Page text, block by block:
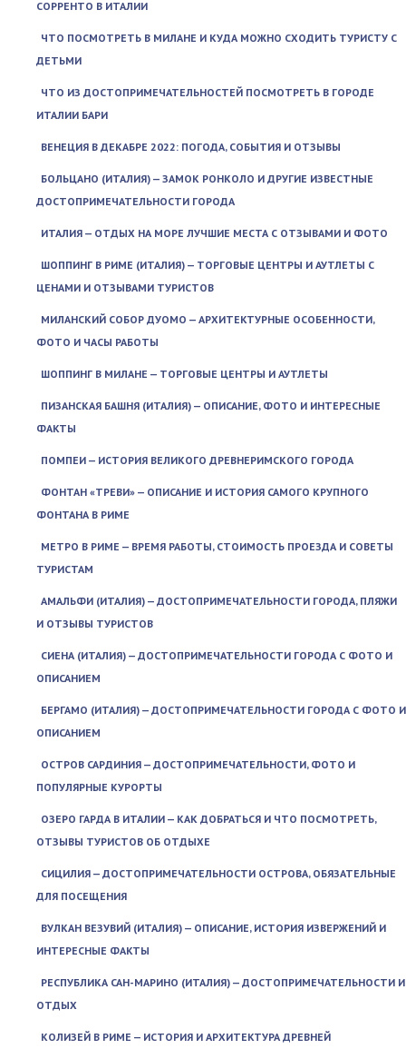
СОРРЕНТО В ИТАЛИИ
ЧТО ПОСМОТРЕТЬ В МИЛАНЕ И КУДА МОЖНО СХОДИТЬ ТУРИСТУ С
ДЕТЬМИ
ЧТО ИЗ ДОСТОПРИМЕЧАТЕЛЬНОСТЕЙ ПОСМОТРЕТЬ В ГОРОДЕ
ИТАЛИИ БАРИ
ВЕНЕЦИЯ В ДЕКАБРЕ 2022: ПОГОДА, СОБЫТИЯ И ОТЗЫВЫ
БОЛЬЦАНО (ИТАЛИЯ) — ЗАМОК РОНКОЛО И ДРУГИЕ ИЗВЕСТНЫЕ
ДОСТОПРИМЕЧАТЕЛЬНОСТИ ГОРОДА
ИТАЛИЯ — ОТДЫХ НА МОРЕ ЛУЧШИЕ МЕСТА С ОТЗЫВАМИ И ФОТО
ШОППИНГ В РИМЕ (ИТАЛИЯ) — ТОРГОВЫЕ ЦЕНТРЫ И АУТЛЕТЫ С
ЦЕНАМИ И ОТЗЫВАМИ ТУРИСТОВ
МИЛАНСКИЙ СОБОР ДУОМО — АРХИТЕКТУРНЫЕ ОСОБЕННОСТИ,
ФОТО И ЧАСЫ РАБОТЫ
ШОППИНГ В МИЛАНЕ — ТОРГОВЫЕ ЦЕНТРЫ И АУТЛЕТЫ
ПИЗАНСКАЯ БАШНЯ (ИТАЛИЯ) — ОПИСАНИЕ, ФОТО И ИНТЕРЕСНЫЕ
ФАКТЫ
ПОМПЕИ — ИСТОРИЯ ВЕЛИКОГО ДРЕВНЕРИМСКОГО ГОРОДА
ФОНТАН «ТРЕВИ» — ОПИСАНИЕ И ИСТОРИЯ САМОГО КРУПНОГО
ФОНТАНА В РИМЕ
МЕТРО В РИМЕ — ВРЕМЯ РАБОТЫ, СТОИМОСТЬ ПРОЕЗДА И СОВЕТЫ
ТУРИСТАМ
АМАЛЬФИ (ИТАЛИЯ) — ДОСТОПРИМЕЧАТЕЛЬНОСТИ ГОРОДА, ПЛЯЖИ
И ОТЗЫВЫ ТУРИСТОВ
СИЕНА (ИТАЛИЯ) — ДОСТОПРИМЕЧАТЕЛЬНОСТИ ГОРОДА С ФОТО И
ОПИСАНИЕМ
БЕРГАМО (ИТАЛИЯ) — ДОСТОПРИМЕЧАТЕЛЬНОСТИ ГОРОДА С ФОТО И
ОПИСАНИЕМ
ОСТРОВ САРДИНИЯ — ДОСТОПРИМЕЧАТЕЛЬНОСТИ, ФОТО И
ПОПУЛЯРНЫЕ КУРОРТЫ
ОЗЕРО ГАРДА В ИТАЛИИ — КАК ДОБРАТЬСЯ И ЧТО ПОСМОТРЕТЬ,
ОТЗЫВЫ ТУРИСТОВ ОБ ОТДЫХЕ
СИЦИЛИЯ — ДОСТОПРИМЕЧАТЕЛЬНОСТИ ОСТРОВА, ОБЯЗАТЕЛЬНЫЕ
ДЛЯ ПОСЕЩЕНИЯ
ВУЛКАН ВЕЗУВИЙ (ИТАЛИЯ) — ОПИСАНИЕ, ИСТОРИЯ ИЗВЕРЖЕНИЙ И
ИНТЕРЕСНЫЕ ФАКТЫ
РЕСПУБЛИКА САН-МАРИНО (ИТАЛИЯ) — ДОСТОПРИМЕЧАТЕЛЬНОСТИ И
ОТДЫХ
КОЛИЗЕЙ В РИМЕ — ИСТОРИЯ И АРХИТЕКТУРА ДРЕВНЕЙ